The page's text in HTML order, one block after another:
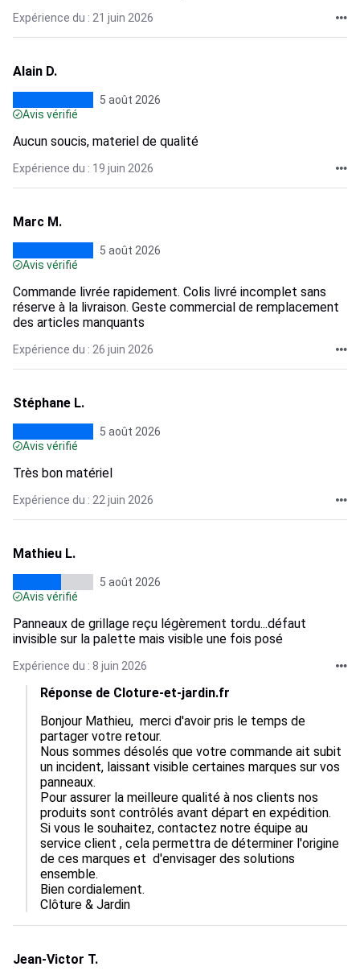
Expérience du : 21 juin 2026
Alain D.
5 août 2026
Avis vérifié
Aucun soucis, materiel de qualité
Expérience du : 19 juin 2026
Marc M.
5 août 2026
Avis vérifié
Commande livrée rapidement. Colis livré incomplet sans
réserve à la livraison. Geste commercial de remplacement
des articles manquants
Expérience du : 26 juin 2026
Stéphane L.
5 août 2026
Avis vérifié
Très bon matériel
Expérience du : 22 juin 2026
Mathieu L.
5 août 2026
Avis vérifié
Panneaux de grillage reçu légèrement tordu...défaut
invisible sur la palette mais visible une fois posé
Expérience du : 8 juin 2026
Réponse de Cloture-et-jardin.fr
Bonjour Mathieu,  merci d'avoir pris le temps de
partager votre retour.
Nous sommes désolés que votre commande ait subit
un incident, laissant visible certaines marques sur vos
panneaux.
Pour assurer la meilleure qualité à nos clients nos
produits sont contrôlés avant départ en expédition.
Si vous le souhaitez, contactez notre équipe au
service client , cela permettra de déterminer l'origine
de ces marques et  d'envisager des solutions
ensemble.
Bien cordialement.
Clôture & Jardin
Jean-Victor T.